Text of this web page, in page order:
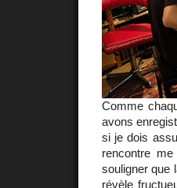
Comme
avons
si je dois
rencontre
souligner que
révèle